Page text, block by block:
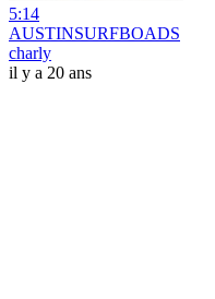
5:14
AUSTINSURFBOADS
charly
il y a 20 ans